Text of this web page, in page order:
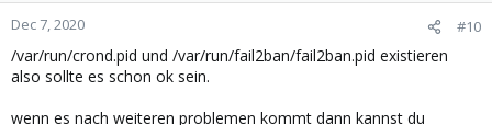
Dec 7, 2020 #10
/var/run/crond.pid und /var/run/fail2ban/fail2ban.pid existieren
also sollte es schon ok sein.
wenn es nach weiteren problemen kommt dann kannst du